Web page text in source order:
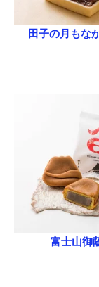
田子の月もな
富士山御